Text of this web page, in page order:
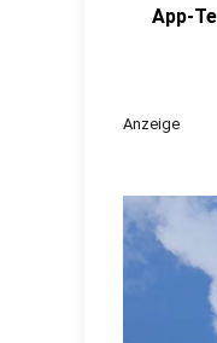
App-
Anzeige